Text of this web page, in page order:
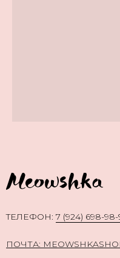
TЕЛЕФОН: 7 (924) 698-
ПОЧТА: